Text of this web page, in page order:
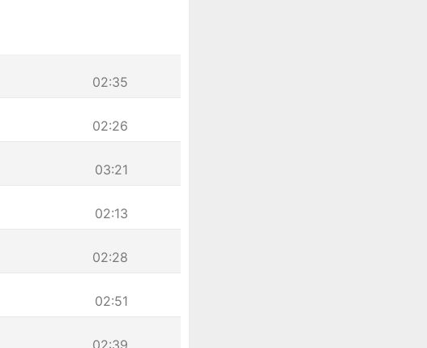
02:35
02:26
03:21
02:13
02:28
02:51
02:39